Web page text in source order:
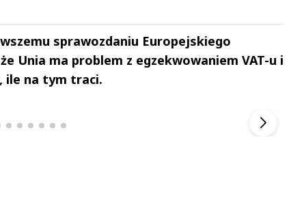
sprawozdaniu Europejskiego
Unia ma problem z egzekwowaniem VAT-u i
ile na tym traci.